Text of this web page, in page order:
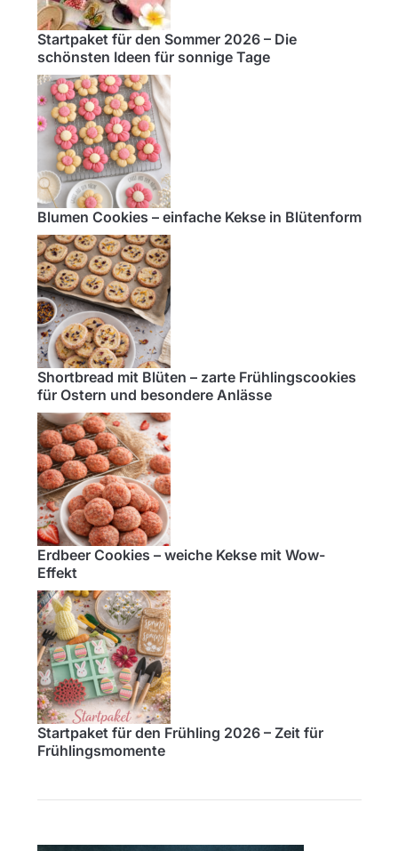
Startpaket für den Sommer 2026 – Die
schönsten Ideen für sonnige Tage
Blumen Cookies – einfache Kekse in Blütenform
Shortbread mit Blüten – zarte Frühlingscookies
für Ostern und besondere Anlässe
Erdbeer Cookies – weiche Kekse mit Wow-
Effekt
Startpaket für den Frühling 2026 – Zeit für
Frühlingsmomente